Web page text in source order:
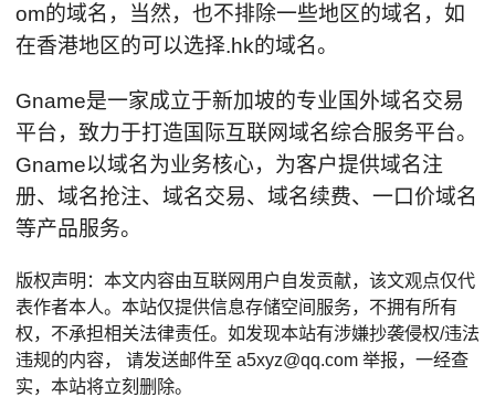
om的域名，当然，也不排除一些地区的域名，如
在香港地区的可以选择.hk的域名。
Gname是一家成立于新加坡的专业国外域名交易
平台，致力于打造国际互联网域名综合服务平台。
Gname以域名为业务核心，为客户提供域名注
册、域名抢注、域名交易、域名续费、一口价域名
等产品服务。
版权声明：本文内容由互联网用户自发贡献，该文观点仅代
表作者本人。本站仅提供信息存储空间服务，不拥有所有
权，不承担相关法律责任。如发现本站有涉嫌抄袭侵权/违法
违规的内容， 请发送邮件至 a5xyz@qq.com 举报，一经查
实，本站将立刻删除。